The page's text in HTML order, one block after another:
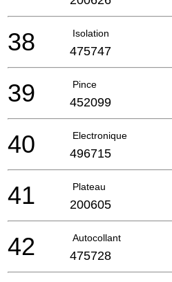
Isolation
38 475747
Pince
39 452099
Electronique
40 496715
Plateau
41 200605
Autocollant
42 475728